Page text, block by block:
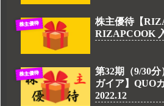
株主優待
株主優待【
RIZAPCOOK
株主優待
第32期（9/30
ガイア】QUO
2022.12